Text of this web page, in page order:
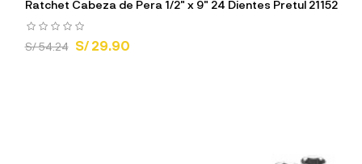
Ratchet Cabeza de Pera 1/2" x 9" 24 Dientes Pretul 21152
S/ 54.24 S/ 29.90